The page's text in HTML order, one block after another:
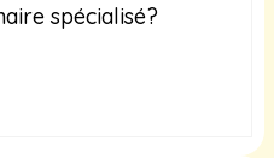
spécialisé?